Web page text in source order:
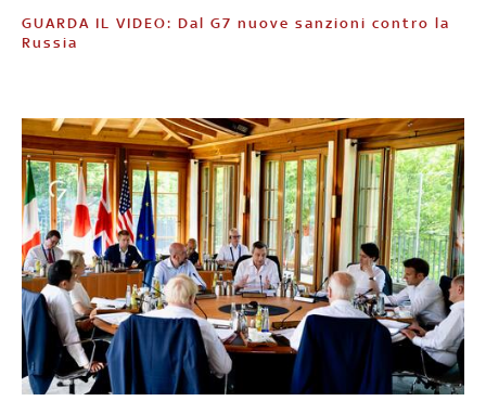
GUARDA IL VIDEO: Dal G7 nuove sanzioni contro la
Russia